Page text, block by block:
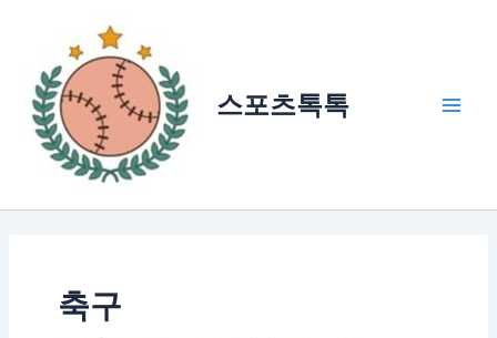
스포츠톡톡
축구